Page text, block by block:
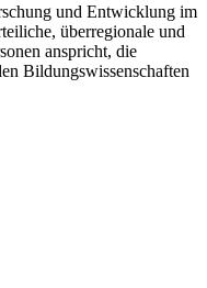
und Entwicklung im
überregionale und
anspricht, die
Bildungswissenschaften